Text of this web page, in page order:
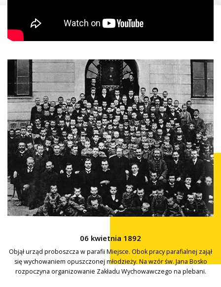
06 kwietnia 1892
Objął urząd proboszcza w parafii Miejsce. Obok pracy parafialnej zajął
się wychowaniem opuszczonej młodzieży. Na wzór św. Jana Bosko
rozpoczyna organizowanie Zakładu Wychowawczego na plebani.